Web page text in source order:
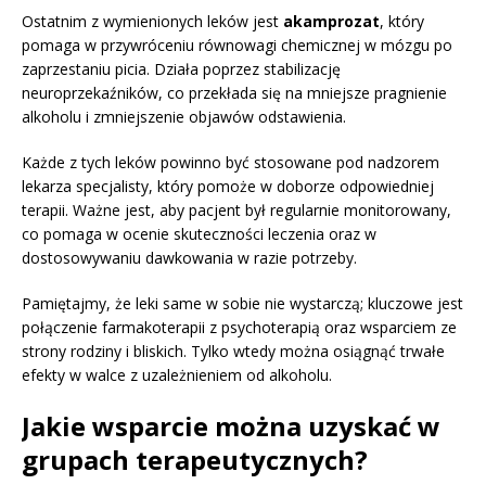
Ostatnim z wymienionych leków jest akamprozat, który
pomaga w przywróceniu równowagi chemicznej w mózgu po
zaprzestaniu picia. Działa poprzez stabilizację
neuroprzekaźników, co przekłada się na mniejsze pragnienie
alkoholu i zmniejszenie objawów odstawienia.
Każde z tych leków powinno być stosowane pod nadzorem
lekarza specjalisty, który pomoże w doborze odpowiedniej
terapii. Ważne jest, aby pacjent był regularnie monitorowany,
co pomaga w ocenie skuteczności leczenia oraz w
dostosowywaniu dawkowania w razie potrzeby.
Pamiętajmy, że leki same w sobie nie wystarczą; kluczowe jest
połączenie farmakoterapii z psychoterapią oraz wsparciem ze
strony rodziny i bliskich. Tylko wtedy można osiągnąć trwałe
efekty w walce z uzależnieniem od alkoholu.
Jakie wsparcie można uzyskać w
grupach terapeutycznych?